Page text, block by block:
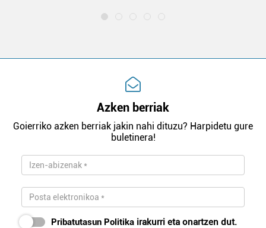
Azken berriak
Goierriko azken berriak jakin nahi dituzu? Harpidetu gure
buletinera!
Pribatutasun Politika irakurri eta onartzen dut.